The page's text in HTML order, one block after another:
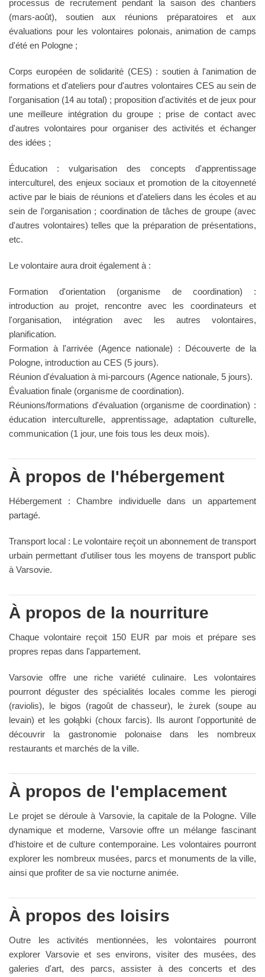
processus de recrutement pendant la saison des chantiers
(mars-août), soutien aux réunions préparatoires et aux
évaluations pour les volontaires polonais, animation de camps
d'été en Pologne ;
Corps européen de solidarité (CES) : soutien à l'animation de
formations et d'ateliers pour d'autres volontaires CES au sein de
l'organisation (14 au total) ; proposition d'activités et de jeux pour
une meilleure intégration du groupe ; prise de contact avec
d'autres volontaires pour organiser des activités et échanger
des idées ;
Éducation : vulgarisation des concepts d'apprentissage
interculturel, des enjeux sociaux et promotion de la citoyenneté
active par le biais de réunions et d'ateliers dans les écoles et au
sein de l'organisation ; coordination de tâches de groupe (avec
d'autres volontaires) telles que la préparation de présentations,
etc.
Le volontaire aura droit également à :
Formation d'orientation (organisme de coordination) :
introduction au projet, rencontre avec les coordinateurs et
l'organisation, intégration avec les autres volontaires,
planification.
Formation à l'arrivée (Agence nationale) : Découverte de la
Pologne, introduction au CES (5 jours).
Réunion d'évaluation à mi-parcours (Agence nationale, 5 jours).
Évaluation finale (organisme de coordination).
Réunions/formations d'évaluation (organisme de coordination) :
éducation interculturelle, apprentissage, adaptation culturelle,
communication (1 jour, une fois tous les deux mois).
À propos de l'hébergement
Hébergement : Chambre individuelle dans un appartement
partagé.
Transport local : Le volontaire reçoit un abonnement de transport
urbain permettant d'utiliser tous les moyens de transport public
à Varsovie.
À propos de la nourriture
Chaque volontaire reçoit 150 EUR par mois et prépare ses
propres repas dans l'appartement.
Varsovie offre une riche variété culinaire. Les volontaires
pourront déguster des spécialités locales comme les pierogi
(raviolis), le bigos (ragoût de chasseur), le żurek (soupe au
levain) et les gołąbki (choux farcis). Ils auront l'opportunité de
découvrir la gastronomie polonaise dans les nombreux
restaurants et marchés de la ville.
À propos de l'emplacement
Le projet se déroule à Varsovie, la capitale de la Pologne. Ville
dynamique et moderne, Varsovie offre un mélange fascinant
d'histoire et de culture contemporaine. Les volontaires pourront
explorer les nombreux musées, parcs et monuments de la ville,
ainsi que profiter de sa vie nocturne animée.
À propos des loisirs
Outre les activités mentionnées, les volontaires pourront
explorer Varsovie et ses environs, visiter des musées, des
galeries d'art, des parcs, assister à des concerts et des